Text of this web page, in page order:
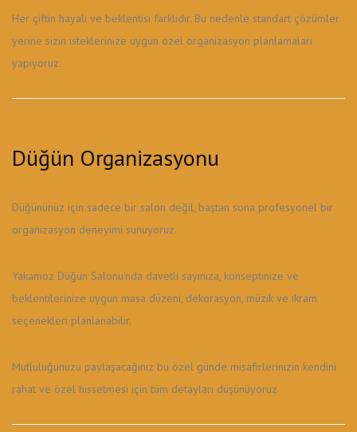
Her çiftin hayali ve beklentisi farklıdır. Bu nedenle standart çözümler
yerine sizin isteklerinize uygun özel organizasyon planlamaları
yapıyoruz.
Düğün Organizasyonu
Düğününüz için sadece bir salon değil, baştan sona profesyonel bir
organizasyon deneyimi sunuyoruz.
Yakamoz Düğün Salonu'nda davetli sayınıza, konseptinize ve
beklentilerinize uygun masa düzeni, dekorasyon, müzik ve ikram
seçenekleri planlanabilir.
Mutluluğunuzu paylaşacağınız bu özel günde misafirlerinizin kendini
rahat ve özel hissetmesi için tüm detayları düşünüyoruz.